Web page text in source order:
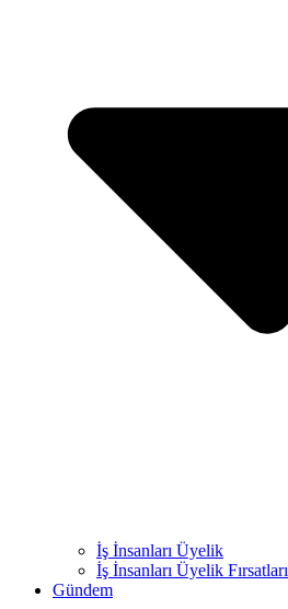
İş İnsanları Üyelik
İş İnsanları Üyelik Fırsatları
Gündem